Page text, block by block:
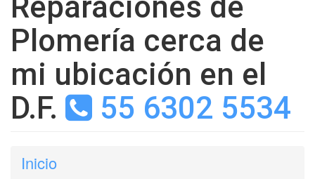
Plomería cerca de
mi ubicación en el
D.F.
55 6302 5534
Inicio